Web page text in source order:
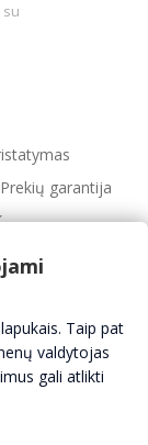
Prekių garantija
Apie mus
Taip pat
valdytojas
gali atlikti